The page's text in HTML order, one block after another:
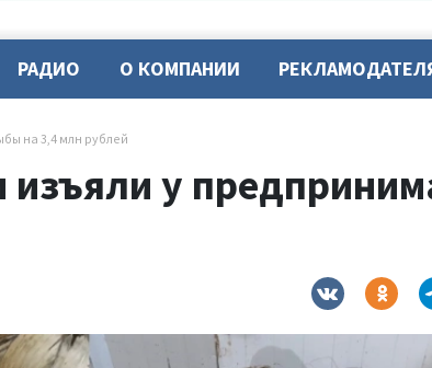
РАДИО О КОМПАНИИ
на 3,4 млн рублей
изъяли у